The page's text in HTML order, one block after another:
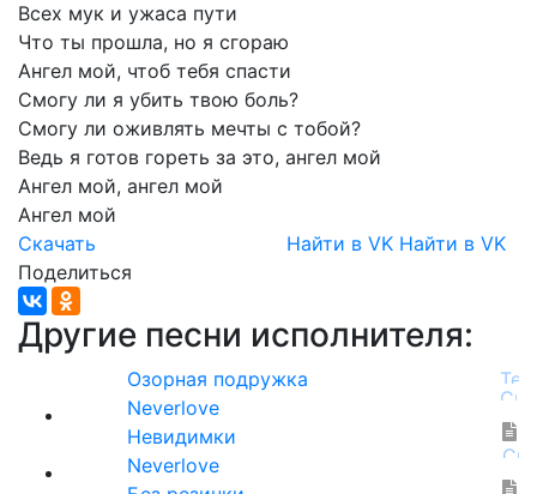
Всех мук и ужаса пути
Что ты прошла, но я сгораю
Ангел мой, чтоб тебя спасти
Смогу ли я убить твою боль?
Смогу ли оживлять мечты с тобой?
Ведь я готов гореть за это, ангел мой
Ангел мой, ангел мой
Ангел мой
Скачать
Найти в VK Найти в VK
Поделиться
Другие песни исполнителя:
Озорная подружка
Neverlove
Невидимки
Neverlove